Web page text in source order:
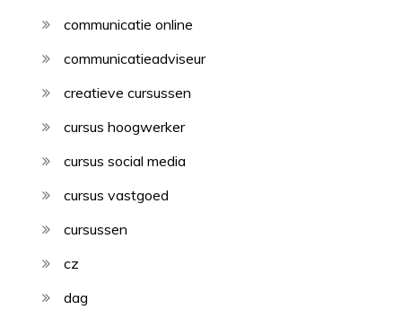
communicatie online
communicatieadviseur
creatieve cursussen
cursus hoogwerker
cursus social media
cursus vastgoed
cursussen
cz
dag